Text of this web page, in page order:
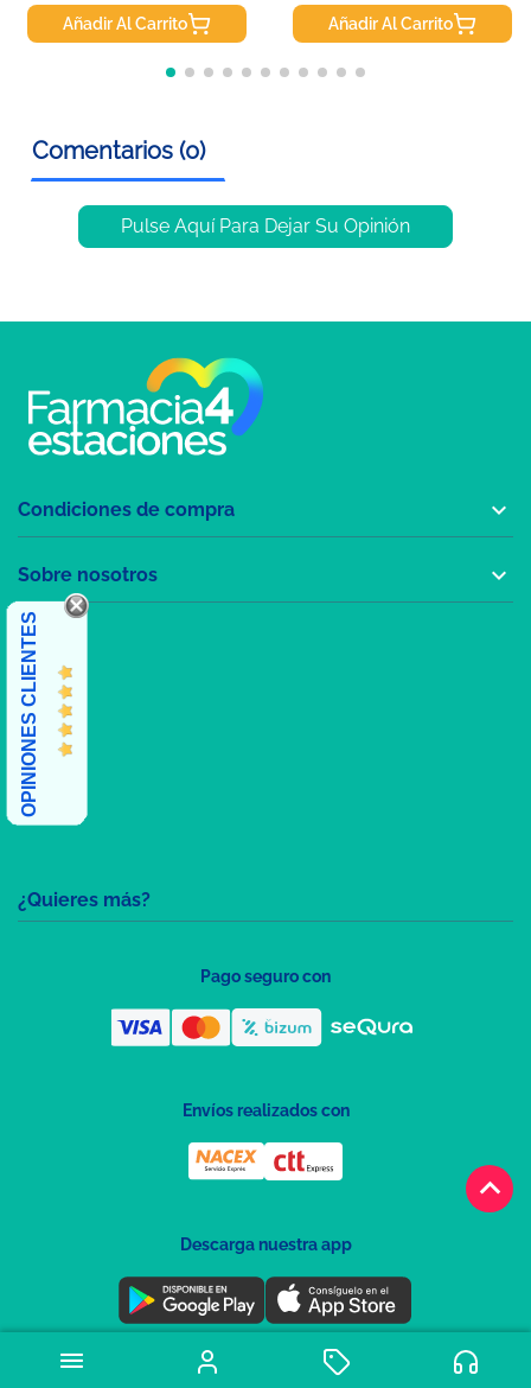
Añadir Al Carrito Añadir Al Carrito
Comentarios (0)
Pulse Aquí Para Dejar Su Opinión
keyboard_arrow_up
¿Quieres más?
Condiciones de compra 
Sobre nosotros 
OPINIONES CLIENTES
Pago seguro con
Envíos realizados con
Descarga nuestra app